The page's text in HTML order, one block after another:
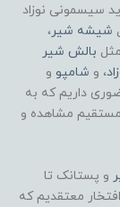
سیسمونی نوزاد
شیشه شیر ،
مثل بالش شیر
، و شامپو و
داریم که به
مشاهده و
و پستانک تا
معتقدیم که